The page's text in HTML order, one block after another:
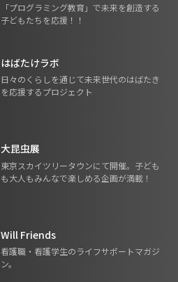
「プログラミング教育」で未来を創造する
子どもたちを応援！！
はばたけラボ
日々のくらしを通じて未来世代のはばたき
を応援するプロジェクト
大昆虫展
東京スカイツリータウンにて開催。子ども
も大人もみんなで楽しめる企画が満載！
Will Friends
看護職・看護学生のライフサポートマガジ
ン。